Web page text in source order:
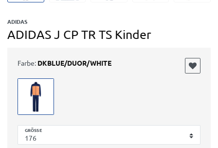
ADIDAS
ADIDAS J CP TR TS Kinder
GRÖSSE
Farbe: DKBLUE/DUOR/WHITE